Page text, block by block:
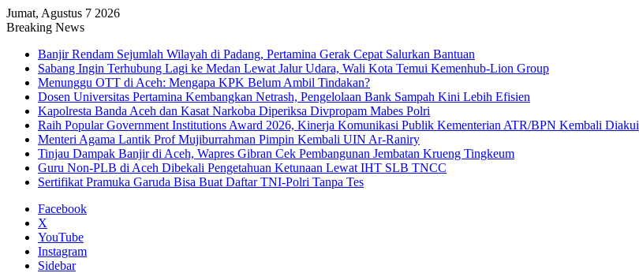
Jumat, Agustus 7 2026
Breaking News
Banjir Rendam Sejumlah Wilayah di Padang, Pertamina Gerak Cepat Salurkan Bantuan
Sabang Ingin Terhubung Lagi ke Medan Lewat Jalur Udara, Wali Kota Temui Kemenhub-Lion Group
Menunggu OTT di Aceh: Mengapa KPK Belum Ambil Tindakan?
Dosen Universitas Pertamina Kembangkan Netrash, Pengelolaan Bank Sampah Kini Lebih Efisien
Kapolresta Banda Aceh dan Kasat Narkoba Diperiksa Divpropam Mabes Polri
Raih Popular Government Institutions Award 2026, Kinerja Komunikasi Publik Kementerian ATR/BPN Kembali Diakui
Menteri Agama Lantik Prof Mujiburrahman Pimpin Kembali UIN Ar-Raniry
Tinjau Dampak Banjir di Aceh, Wapres Gibran Cek Pembangunan Jembatan Krueng Tingkeum
Guru Non-PLB di Aceh Dibekali Pengetahuan Ketunaan Lewat IHT SLB TNCC
Sertifikat Pramuka Garuda Bisa Buat Daftar TNI-Polri Tanpa Tes
Facebook
X
YouTube
Instagram
Sidebar